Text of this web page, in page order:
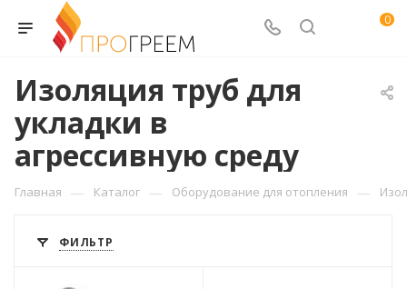
0
Изоляция труб для
укладки в
агрессивную среду
Главная — Каталог — Оборудование для отопления —
ФИЛЬТР